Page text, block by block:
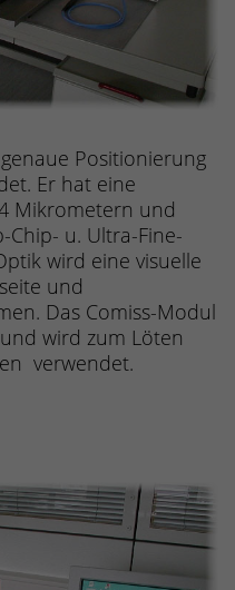
Positionierung
Er hat eine
Mikrometern und
u. Ultra-Fine-
wird eine visuelle
und
Das Comiss-Modul
wird zum Löten
verwendet.